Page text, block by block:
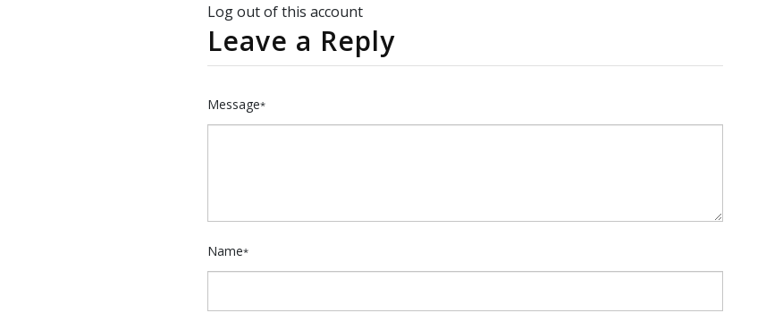
Log out of this account
Leave a Reply
Message*
Name*